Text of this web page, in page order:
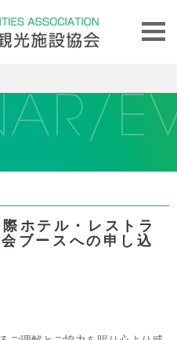
ホテル・レストラ
ブースへの申し込